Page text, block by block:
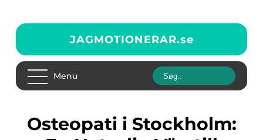
JAGMOTIONERAR.se
Menu
Osteopati i Stockholm: